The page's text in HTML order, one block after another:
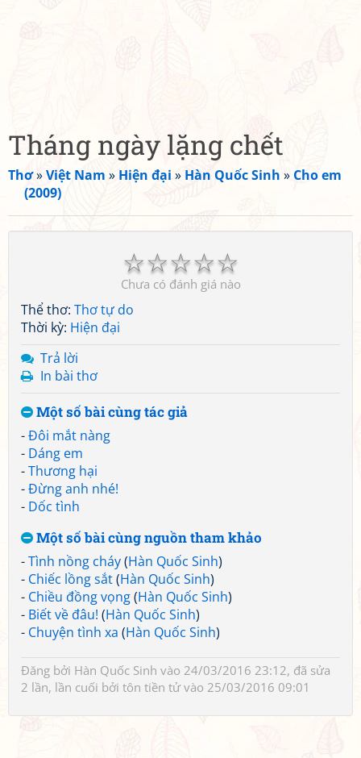
Tháng ngày lặng chết
Thơ»Việt Nam » Hiện đại » Hàn Quốc Sinh » Cho em
(2009)
☆
☆
☆
☆
☆
Chưa có đánh giá nào
Thể thơ: Thơ tự do
Thời kỳ: Hiện đại
Trả lời
In bài thơ
Một số bài cùng tác giả
-Đôi mắt nàng
- Dáng em
-Thương hại
-Đừng anh nhé!
- Dốc tình
Một số bài cùng nguồn tham khảo
-Tình nồng cháy(Hàn Quốc Sinh)
- Chiếc lồng sắt(Hàn Quốc Sinh)
- Chiều đồng vọng(Hàn Quốc Sinh)
- Biết về đâu! (Hàn Quốc Sinh)
- Chuyện tình xa (Hàn Quốc Sinh)
Đăng bởi Hàn Quốc Sinh vào 24/03/2016 23:12, đã sửa
2 lần, lần cuối bởi tôn tiền tửvào 25/03/2016 09:01